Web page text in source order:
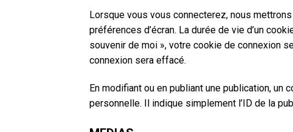
Lorsque vous vous connecterez, nous
préférences d’écran. La durée de vie d’un
souvenir de moi », votre cookie de connexion
connexion sera effacé.
En modifiant ou en publiant une publication,
personnelle. Il indique simplement l’ID de la